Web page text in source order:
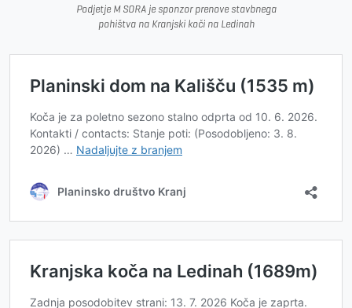
Podjetje M SORA je sponzor prenove stavbnega
pohištva na Kranjski koči na Ledinah